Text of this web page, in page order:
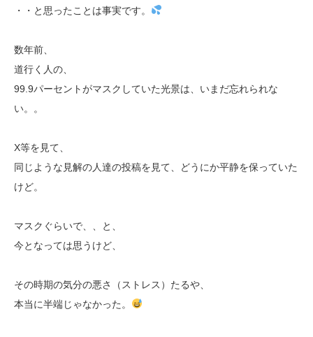
・・と思ったことは事実です。
数年前、
道行く人の、
99.9パーセントがマスクしていた光景は、いまだ忘れられな
い。。
X等を見て、
同じような見解の人達の投稿を見て、どうにか平静を保っていた
けど。
マスクぐらいで、、と、
今となっては思うけど、
その時期の気分の悪さ（ストレス）たるや、
本当に半端じゃなかった。